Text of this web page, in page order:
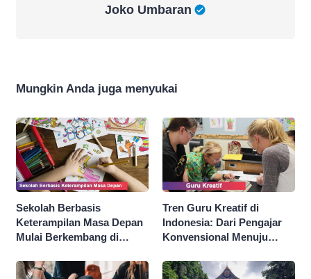
Joko Umbaran
Mungkin Anda juga menyukai
Sekolah Berbasis
Keterampilan Masa Depan
Mulai Berkembang di
Tren Guru Kreatif di
Indonesia: Dari Pengajar
Konvensional Menuju
Aktif